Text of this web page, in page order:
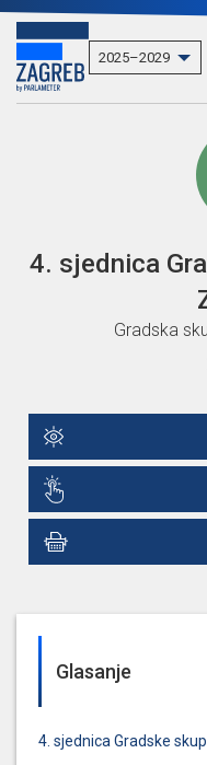
4. sjednica
Gradska
Glasanje
4. sjednica Gradske